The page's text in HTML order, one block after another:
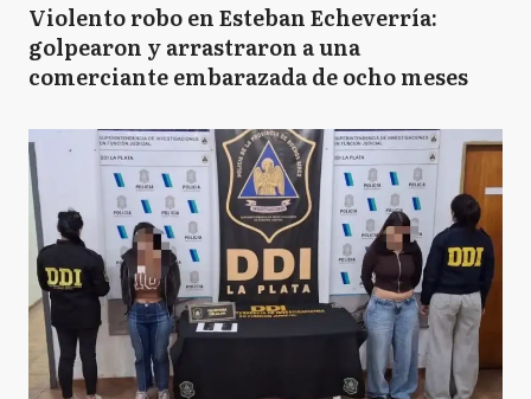
Violento robo en Esteban Echeverría:
golpearon y arrastraron a una
comerciante embarazada de ocho meses